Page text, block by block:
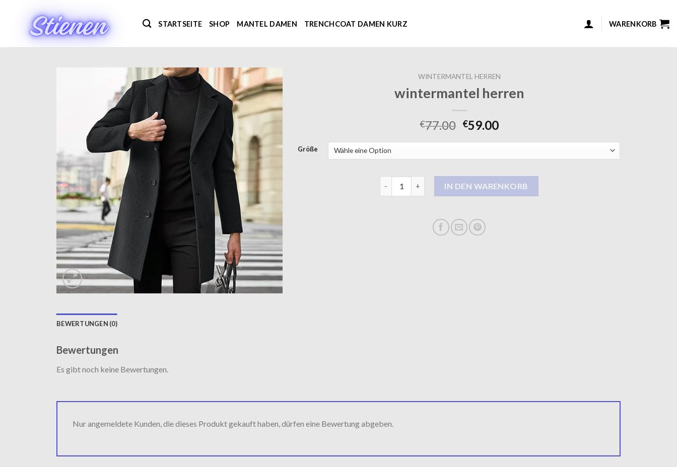
STARTSEITE SHOP MANTEL DAMEN TRENCHCOAT DAMEN KURZ WARENKORB
WINTERMANTEL HERREN
wintermantel herren
€77.00 €59.00
Größe
IN DEN WARENKORB
BEWERTUNGEN (0)
Bewertungen
Es gibt noch keine Bewertungen.
Nur angemeldete Kunden, die dieses Produkt gekauft haben, dürfen eine Bewertung abgeben.